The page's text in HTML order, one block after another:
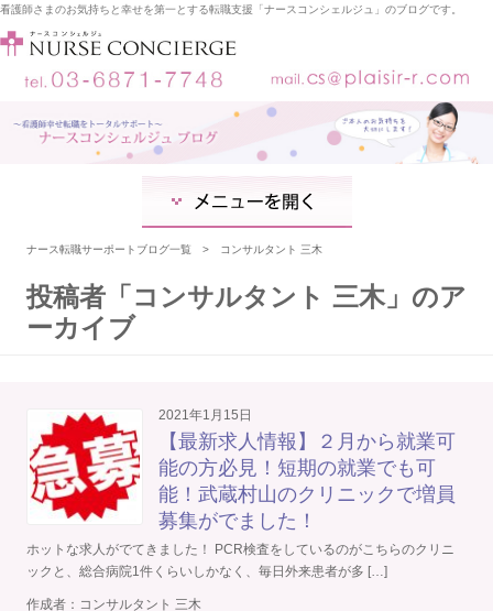
看護師さまのお気持ちと幸せを第一とする転職支援「ナースコンシェルジュ」のブログです。
ッ
プ
ナース転職サーポートブログ一覧 コンサルタント 三木
投稿者「コンサルタント 三木」のア
ーカイブ
2021年1月15日
【最新求人情報】２月から就業可
能の方必見！短期の就業でも可
能！武蔵村山のクリニックで増員
募集がでました！
ホットな求人がでてきました！ PCR検査をしているのがこちらのクリニ
ックと、総合病院1件くらいしかなく、毎日外来患者が多 […]
作成者： コンサルタント 三木